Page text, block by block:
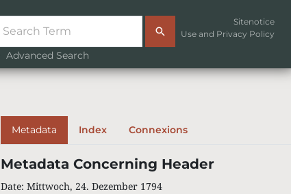
Advanced Search
Sitenotice
Use and Privacy Policy
Metadata Index Connexions
Metadata Concerning Header
Date: Mittwoch, 24. Dezember 1794